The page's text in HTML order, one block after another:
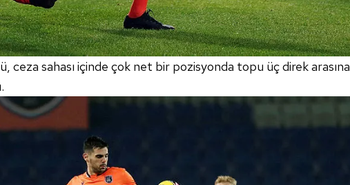
ceza sahası içinde çok net bir pozisyonda topu üç direk arasına